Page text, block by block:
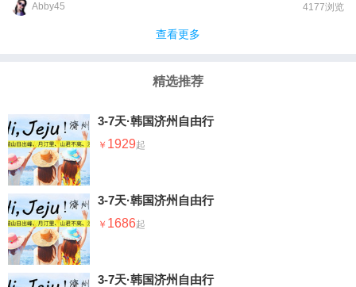
末:09:00~18:00
Abby45 4177浏览
查看更多
精选推荐
3-7天·韩国济州自由行
1929
3-7天·韩国济州自由行
1686
3-7天·韩国济州自由行